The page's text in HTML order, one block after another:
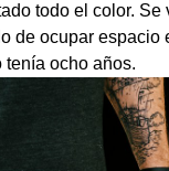
todo el color.
de ocupar espacio
tenía ocho años.